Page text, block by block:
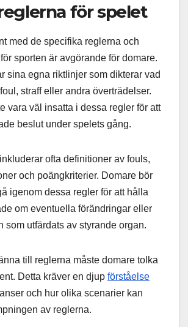
för spelet
med de specifika reglerna och
sporten är avgörande för domare.
sina egna riktlinjer som dikterar vad
straff eller andra överträdelser.
vara väl insatta i dessa regler för att
beslut under spelets gång.
ofta definitioner av fouls,
och poängkriterier. Domare bör
igenom dessa regler för att hålla
om eventuella förändringar eller
som utfärdats av styrande organ.
till reglerna måste domare tolka
Detta kräver en djup förståelse
och hur olika scenarier kan
av reglerna.